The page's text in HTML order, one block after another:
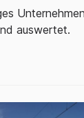
auswertet.